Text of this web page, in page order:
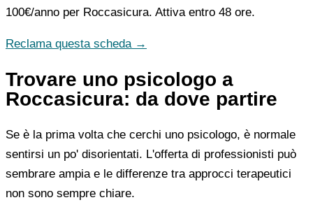
100€/anno per Roccasicura. Attiva entro 48 ore.
Reclama questa scheda →
Trovare uno psicologo a
Roccasicura: da dove partire
Se è la prima volta che cerchi uno psicologo, è normale
sentirsi un po' disorientati. L'offerta di professionisti può
sembrare ampia e le differenze tra approcci terapeutici
non sono sempre chiare.